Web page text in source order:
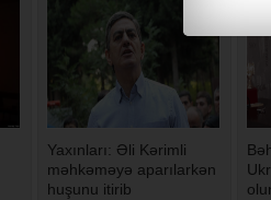
Yaxınları: Əli Kərimli
məhkəməyə aparılarkən
huşunu itirib